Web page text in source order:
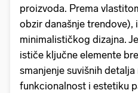
proizvoda. Prema
obzir današnje trendove),
minimalističkog dizajna.
ističe ključne elemente
smanjenje suvišnih
funkcionalnost i estetiku